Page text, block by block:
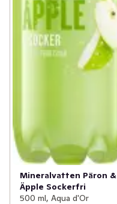
Mineralvatten Päron &
Äpple Sockerfri
500 ml, Aqua d'Or